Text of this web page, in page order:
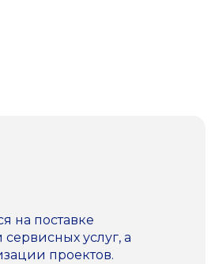
на поставке
услуг, а
проектов.